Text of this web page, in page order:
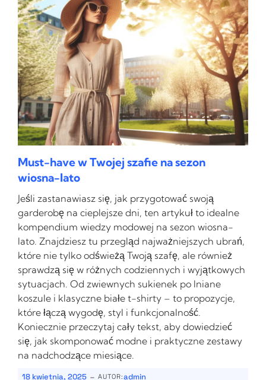
Must-have w Twojej szafie na sezon
wiosna-lato
Jeśli zastanawiasz się, jak przygotować swoją
garderobę na cieplejsze dni, ten artykuł to idealne
kompendium wiedzy modowej na sezon wiosna-
lato. Znajdziesz tu przegląd najważniejszych ubrań,
które nie tylko odświeżą Twoją szafę, ale również
sprawdzą się w różnych codziennych i wyjątkowych
sytuacjach. Od zwiewnych sukienek po lniane
koszule i klasyczne białe t-shirty – to propozycje,
które łączą wygodę, styl i funkcjonalność.
Koniecznie przeczytaj cały tekst, aby dowiedzieć
się, jak skomponować modne i praktyczne zestawy
na nadchodzące miesiące.
18 kwietnia, 2025 - AUTOR:admin